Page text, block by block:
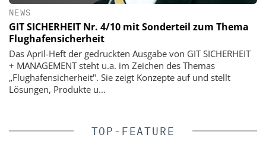
NEWS
GIT SICHERHEIT Nr. 4/10 mit Sonderteil zum Thema
Flughafensicherheit
Das April-Heft der gedruckten Ausgabe von GIT SICHERHEIT
+ MANAGEMENT steht u.a. im Zeichen des Themas
„Flughafensicherheit". Sie zeigt Konzepte auf und stellt
Lösungen, Produkte u...
TOP-FEATURE